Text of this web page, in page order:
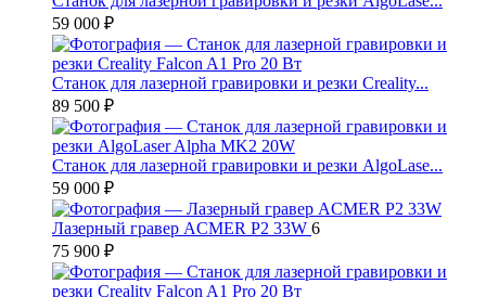
59 000 ₽
Станок для лазерной гравировки и резки Creality...
89 500 ₽
Станок для лазерной гравировки и резки AlgoLase...
59 000 ₽
Лазерный гравер ACMER P2 33W 6
75 900 ₽